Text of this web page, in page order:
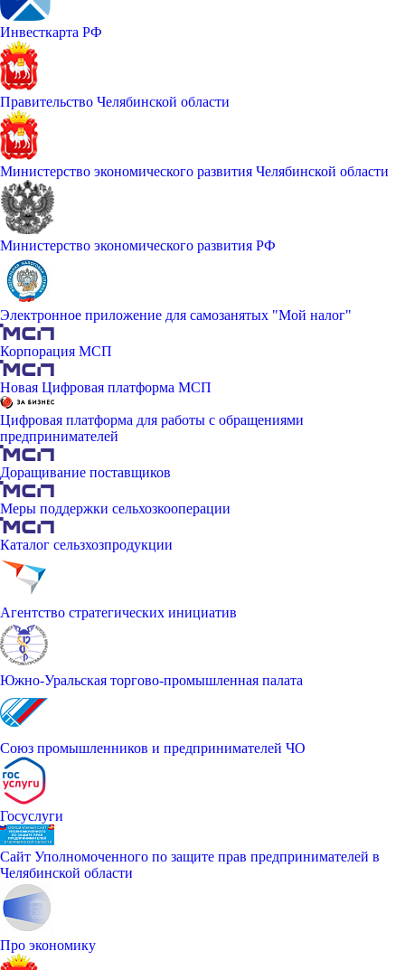
Инвесткарта РФ
Правительство Челябинской области
Министерство экономического развития Челябинской области
Министерство экономического развития РФ
Электронное приложение для самозанятых "Мой налог"
Корпорация МСП
Новая Цифровая платформа МСП
Цифровая платформа для работы с обращениями
предпринимателей
Доращивание поставщиков
Меры поддержки сельхозкооперации
Каталог сельзхозпродукции
Агентство стратегических инициатив
Южно-Уральская торгово-промышленная палата
Союз промышленников и предпринимателей ЧО
Госуслуги
Сайт Уполномоченного по защите прав предпринимателей в
Челябинской области
Про экономику